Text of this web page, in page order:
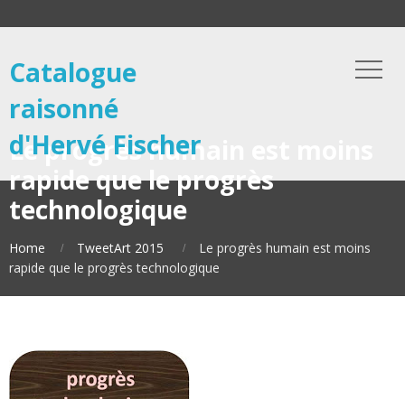
Catalogue
raisonné
d'Hervé Fischer
Le progrès humain est moins
rapide que le progrès
technologique
Home TweetArt 2015
Le progrès humain est moins
rapide que le progrès technologique